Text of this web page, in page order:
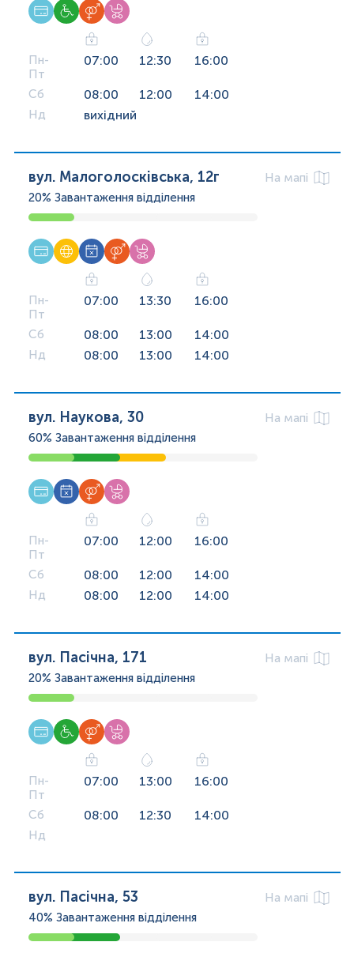
Пн-
Пт
07:00 12:30 16:00
Сб 08:00 12:00 14:00
Нд вихідний
вул. Малоголосківська, 12г
На мапі
20% Завантаження відділення
Пн-
Пт
07:00 13:30 16:00
Сб 08:00 13:00 14:00
Нд 08:00 13:00 14:00
вул. Наукова, 30
На мапі
60% Завантаження відділення
Пн-
Пт
07:00 12:00 16:00
Сб 08:00 12:00 14:00
Нд 08:00 12:00 14:00
вул. Пасічна, 171
На мапі
20% Завантаження відділення
Пн-
Пт
07:00 13:00 16:00
Сб 08:00 12:30 14:00
Нд
вул. Пасічна, 53
На мапі
40% Завантаження відділення